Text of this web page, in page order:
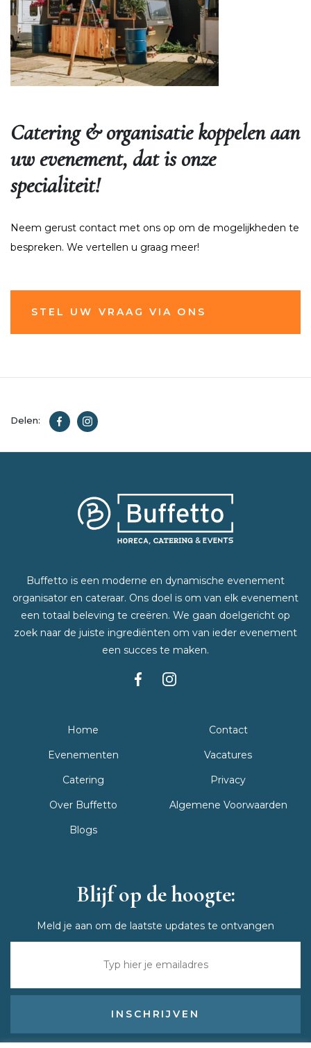
Catering & organisatie koppelen aan
uw evenement, dat is onze
specialiteit!
Neem gerust contact met ons op om de mogelijkheden te
bespreken. We vertellen u graag meer!
STEL UW VRAAG VIA ONS
Delen:
Buffetto is een moderne en dynamische evenement
organisator en cateraar. Ons doel is om van elk evenement
een totaal beleving te creëren. We gaan doelgericht op
zoek naar de juiste ingrediënten om van ieder evenement
een succes te maken.
Home
Evenementen
Catering
Over Buffetto
Blogs
Contact
Vacatures
Privacy
Algemene Voorwaarden
Blijf op de hoogte:
Meld je aan om de laatste updates te ontvangen